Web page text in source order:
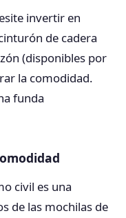
invertir en
de cadera
(disponibles por
la comodidad.
funda
civil es una
de las mochilas de